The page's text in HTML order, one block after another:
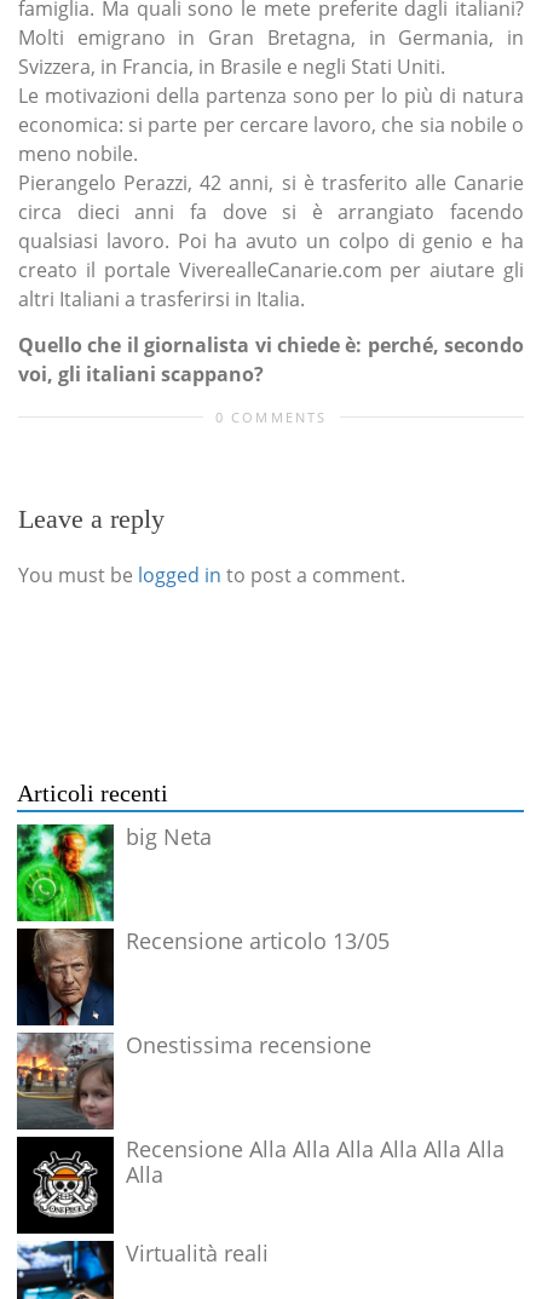
famiglia. Ma quali sono le mete preferite dagli italiani?
Molti emigrano in Gran Bretagna, in Germania, in
Svizzera, in Francia, in Brasile e negli Stati Uniti.
Le motivazioni della partenza sono per lo più di natura
economica: si parte per cercare lavoro, che sia nobile o
meno nobile.
Pierangelo Perazzi, 42 anni, si è trasferito alle Canarie
circa dieci anni fa dove si è arrangiato facendo
qualsiasi lavoro. Poi ha avuto un colpo di genio e ha
creato il portale ViverealleCanarie.com per aiutare gli
altri Italiani a trasferirsi in Italia.
Quello che il giornalista vi chiede è: perché, secondo
voi, gli italiani scappano?
0 COMMENTS
Leave a reply
You must be logged in to post a comment.
Articoli recenti
big Neta
Recensione articolo 13/05
Onestissima recensione
Recensione Alla Alla Alla Alla Alla Alla
Alla
Virtualità reali